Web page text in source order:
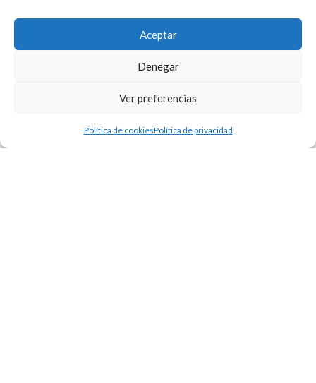
Aceptar
Denegar
Ver preferencias
Política de cookiesPolítica de privacidad
Suite de Gladiator
Sherlock Holmes